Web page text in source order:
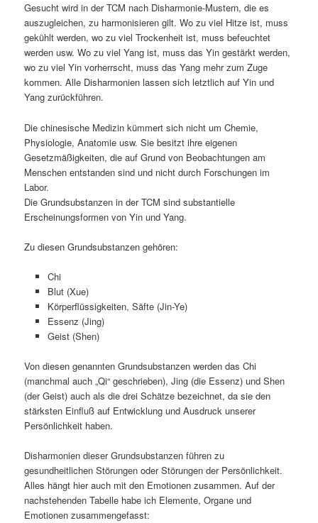
Gesucht wird in der TCM nach Disharmonie-Mustern, die es
auszugleichen, zu harmonisieren gilt. Wo zu viel Hitze ist, muss
gekühlt werden, wo zu viel Trockenheit ist, muss befeuchtet
werden usw. Wo zu viel Yang ist, muss das Yin gestärkt werden,
wo zu viel Yin vorherrscht, muss das Yang mehr zum Zuge
kommen. Alle Disharmonien lassen sich letztlich auf Yin und
Yang zurückführen.
Die chinesische Medizin kümmert sich nicht um Chemie,
Physiologie, Anatomie usw. Sie besitzt ihre eigenen
Gesetzmäßigkeiten, die auf Grund von Beobachtungen am
Menschen entstanden sind und nicht durch Forschungen im
Labor.
Die Grundsubstanzen in der TCM sind substantielle
Erscheinungsformen von Yin und Yang.
Zu diesen Grundsubstanzen gehören:
Chi
Blut (Xue)
Körperflüssigkeiten, Säfte (Jin-Ye)
Essenz (Jing)
Geist (Shen)
Von diesen genannten Grundsubstanzen werden das Chi
(manchmal auch „Qi“ geschrieben), Jing (die Essenz) und Shen
(der Geist) auch als die drei Schätze bezeichnet, da sie den
stärksten Einfluß auf Entwicklung und Ausdruck unserer
Persönlichkeit haben.
Disharmonien dieser Grundsubstanzen führen zu
gesundheitlichen Störungen oder Störungen der Persönlichkeit.
Alles hängt hier auch mit den Emotionen zusammen. Auf der
nachstehenden Tabelle habe ich Elemente, Organe und
Emotionen zusammengefasst: